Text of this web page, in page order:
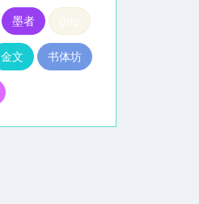
墨者
金文 书体坊